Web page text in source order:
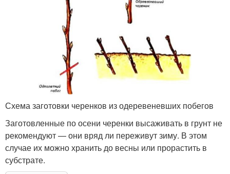
Схема заготовки черенков из одеревеневших побегов
Заготовленные по осени черенки высаживать в грунт не
рекомендуют — они вряд ли переживут зиму. В этом
случае их можно хранить до весны или прорастить в
субстрате.